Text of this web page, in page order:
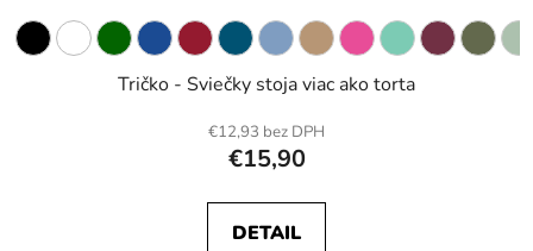
Tričko - Sviečky stoja viac ako torta
€12,93 bez DPH
€15,90
DETAIL